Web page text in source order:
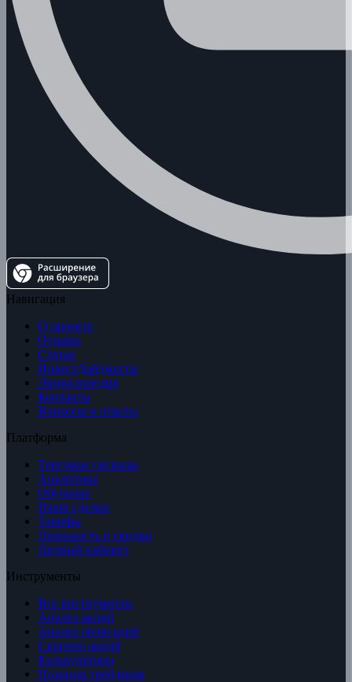
Навигация
О проекте
Отзывы
Статьи
ИнвестДайджесты
Энциклопедия
Контакты
Вопросы и ответы
Платформа
Торговые сигналы
Аналитика
Обучение
Наши сделки
Тарифы
Лояльность и скидки
Личный кабинет
Инструменты
Все инструменты
Анализ акций
Анализ облигаций
Скринер акций
Калькуляторы
Позиции трейдеров